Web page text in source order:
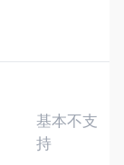
基本不支
持